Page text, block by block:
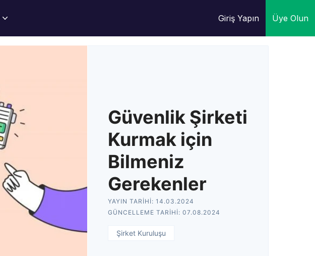
Giriş Yapın Üye Olun
Güvenlik Şirketi
Kurmak için
Bilmeniz
Gerekenler
YAYIN TARIHI: 14.03.2024
GÜNCELLEME TARIHI: 07.08.2024
Şirket Kuruluşu